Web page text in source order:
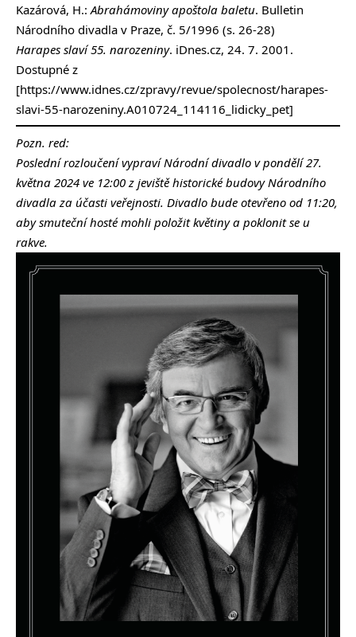
Kazárová, H.: Abrahámoviny apoštola baletu. Bulletin
Národního divadla v Praze, č. 5/1996 (s. 26-28)
Harapes slaví 55. narozeniny. iDnes.cz, 24. 7. 2001.
Dostupné z
[https://www.idnes.cz/zpravy/revue/spolecnost/harapes-
slavi-55-narozeniny.A010724_114116_lidicky_pet]
Pozn. red:
Poslední rozloučení vypraví Národní divadlo v pondělí 27.
května 2024 ve 12:00 z jeviště historické budovy Národního
divadla za účasti veřejnosti. Divadlo bude otevřeno od 11:20,
aby smuteční hosté mohli položit květiny a poklonit se u
rakve.